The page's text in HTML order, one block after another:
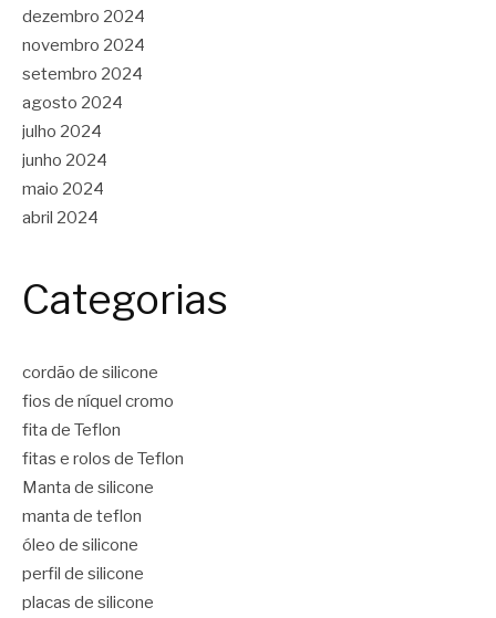
dezembro 2024
novembro 2024
setembro 2024
agosto 2024
julho 2024
junho 2024
maio 2024
abril 2024
Categorias
cordão de silicone
fios de níquel cromo
fita de Teflon
fitas e rolos de Teflon
Manta de silicone
manta de teflon
óleo de silicone
perfil de silicone
placas de silicone